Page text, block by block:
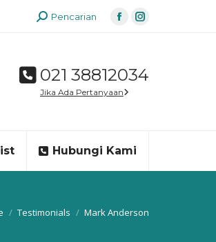
Search:
Pencarian
Facebook
in
new
Instagram
in
021 38812034
Jika Ada Pertanyaan
Hubungi Kami
here:
Testimonials Mark Anderson